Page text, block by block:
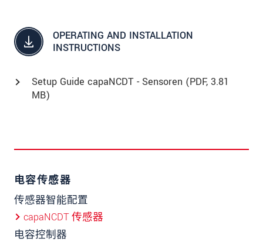
OPERATING AND INSTALLATION
INSTRUCTIONS
Setup Guide capaNCDT - Sensoren (PDF, 3.81
MB)
电容传感器
传感器智能配置
capaNCDT 传感器
电容控制器